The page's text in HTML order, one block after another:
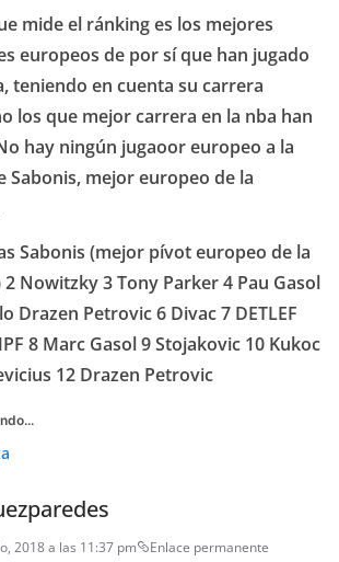
mide el ránking es los mejores
europeos de por sí que han jugado
teniendo en cuenta su carrera
los que mejor carrera en la nba han
hay ningún jugaoor europeo a la
Sabonis, mejor europeo de la
Sabonis (mejor pívot europeo de la
Nowitzky 3 Tony Parker 4 Pau Gasol
Drazen Petrovic 6 Divac 7 DETLEF
8 Marc Gasol 9 Stojakovic 10 Kukoc
12 Drazen Petrovic
2018 a las 11:37 pm Enlace permanente